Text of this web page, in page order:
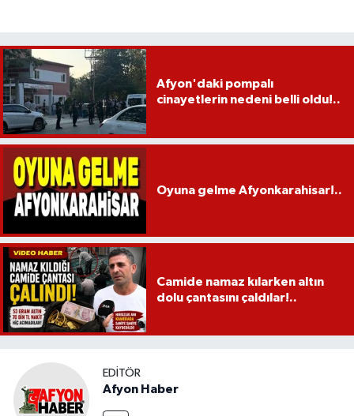
Afyon'daki pompalı
cinayetlerin nedeni belli oldu!..
Oyuna gelme Afyonkarahisar!..
Camide namaz kılarken altın
dolu çantasını çaldılar!..
EDITÖR
Afyon Haber